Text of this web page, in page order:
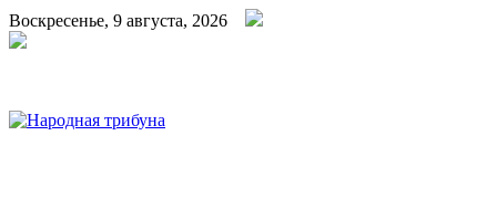
Воскресенье, 9 августа, 2026